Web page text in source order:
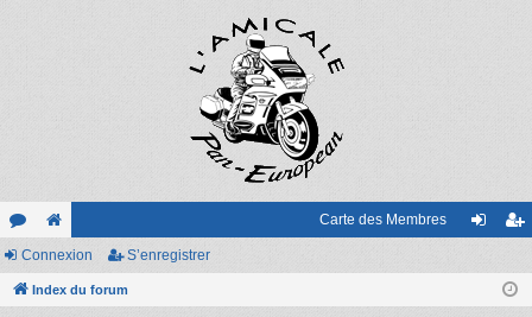
or
u
e
sit
Carte des Membres
nr
Connexion S’enregistrer
Index du forum